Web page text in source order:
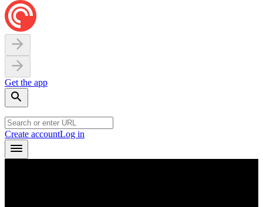
Get the app
Create accountLog in